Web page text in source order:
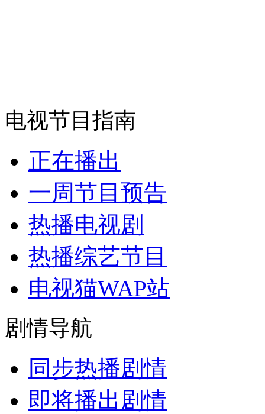
电视节目指南
正在播出
一周节目预告
热播电视剧
热播综艺节目
电视猫WAP站
剧情导航
同步热播剧情
即将播出剧情